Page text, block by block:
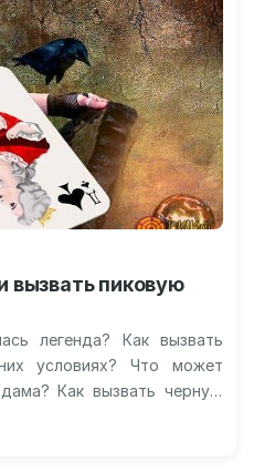
вызвать пиковую
легенда? Как вызвать
условиях? Что может
Как вызвать черную